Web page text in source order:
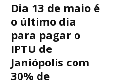
Dia 13 de maio é
o último dia
para pagar o
IPTU de
Janiópolis com
30% de